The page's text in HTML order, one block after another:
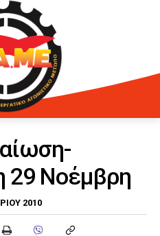
29 Νοέμβρη
2010